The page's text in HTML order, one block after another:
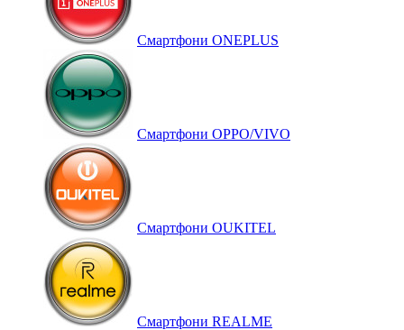
Смартфони ONEPLUS
Смартфони OPPO/VIVO
Смартфони OUKITEL
Смартфони REALME